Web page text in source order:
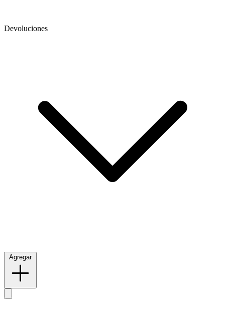
Devoluciones
Agregar